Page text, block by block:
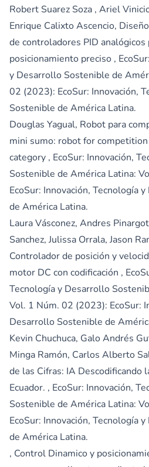
Robert Suarez Soza , Ariel
Enrique Calixto Ascencio,
de controladores PID analógicos
posicionamiento preciso ,
y Desarrollo Sostenible de
02 (2023): EcoSur: Innovación,
Sostenible de América Latina.
Douglas Yagual, Robot para
mini sumo: robot for
category , EcoSur: Innovación,
Sostenible de América Latina:
EcoSur: Innovación, Tecnología
de América Latina.
Laura Vásconez, Andres
Sanchez, Julissa Orrala, Jason
Controlador de posición y
motor DC con codificación ,
Tecnología y Desarrollo
Vol. 1 Núm. 02 (2023): EcoSur:
Desarrollo Sostenible de
Kevin Chuchuca, Galo Andrés
Minga Ramón, Carlos Alberto
de las Cifras: IA Descodificando
Ecuador. , EcoSur: Innovación,
Sostenible de América Latina:
EcoSur: Innovación, Tecnología
de América Latina.
, Control Dinamico y